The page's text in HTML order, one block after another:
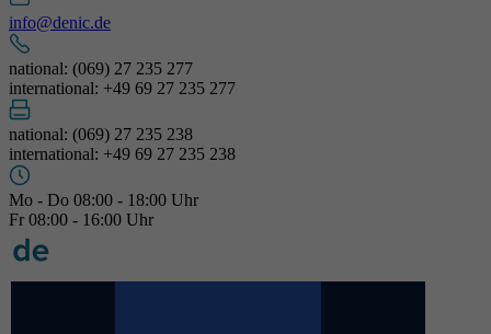
info@denic.de
national: (069) 27 235 277
international: +49 69 27 235 277
national: (069) 27 235 238
international: +49 69 27 235 238
Mo - Do 08:00 - 18:00 Uhr
Fr 08:00 - 16:00 Uhr